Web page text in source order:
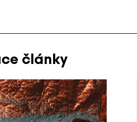
články